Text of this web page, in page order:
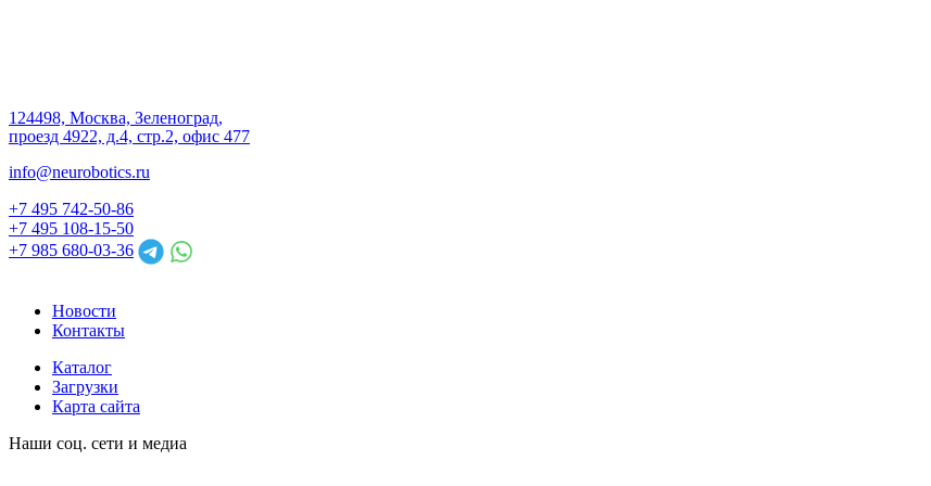
124498, Москва, Зеленоград,
проезд 4922, д.4, стр.2, офис 477
info@neurobotics.ru
+7 495 742-50-86
+7 495 108-15-50
+7 985 680-03-36
Новости
Контакты
Каталог
Загрузки
Карта сайта
Наши соц. сети и медиа